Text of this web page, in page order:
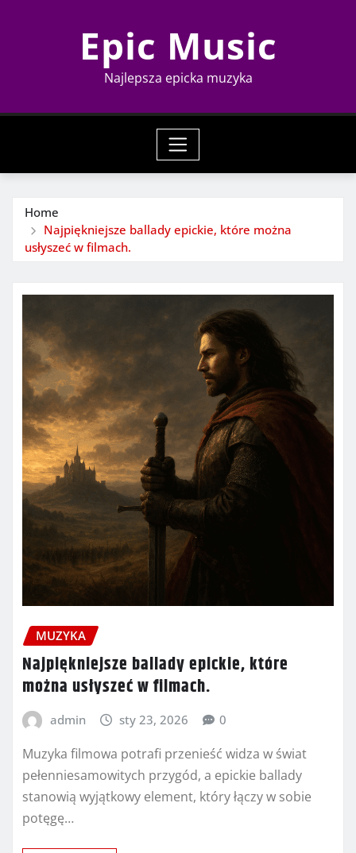
Epic Music
Najlepsza epicka muzyka
Home
Najpiękniejsze ballady epickie, które można
usłyszeć w filmach.
MUZYKA
Najpiękniejsze ballady epickie, które
można usłyszeć w filmach.
admin sty 23, 2026 0
Muzyka filmowa potrafi przenieść widza w świat
pełenniesamowitych przygód, a epickie ballady
stanowią wyjątkowy element, który łączy w sobie
potęgę…